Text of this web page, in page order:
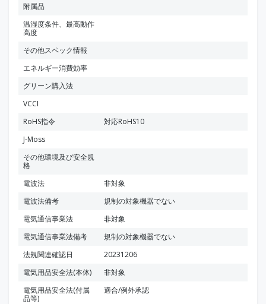
附属品
温湿度条件、最高動作
高度
その他スペック情報
エネルギー消費効率
グリーン購入法
VCCI
RoHS指令
対応RoHS10
J-Moss
その他環境及び安全規
格
電波法
非対象
電波法備考
規制の対象機器でない
電気通信事業法
非対象
電気通信事業法備考
規制の対象機器でない
法規関連確認日
20231206
電気用品安全法(本体)
非対象
電気用品安全法(付属
品等)
適合/例外承認